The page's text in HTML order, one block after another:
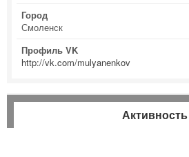
Город
Смоленск
Профиль VK
http://vk.com/mulyanenkov
Активность